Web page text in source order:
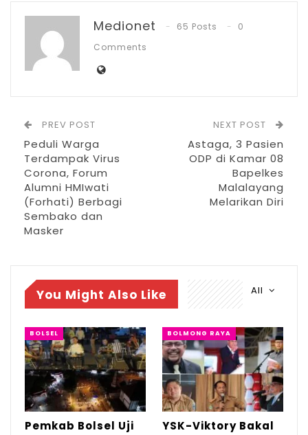
Mantan Cama Wanea itu menegaskan,
sesuai instruksi pak wali kota, bantuan
sembako harus tersalur pekan ini.
lingkungan didampingi anggota Babinsa
dan Bhabinkamtibmas serta tetap
mengacu pada aturan social distancing,”
kata Sammy yang memastikan penyaluran
dipastikan Jumat (24/4/2020).
berupa 10 kilogram beras, 2 kilogram gula
pasir, 10 bungkus mie instan, 3 sachet kopi
dan 10 kaleng ikan kaleng.(ale)
Medionet 65 Posts
0
Comments
PREV POST
Peduli Warga
Terdampak Virus
Corona, Forum
Alumni HMIwati
(Forhati) Berbagi
Sembako dan
Masker
NEXT POST
Astaga, 3 Pasien
ODP di Kamar 08
Bapelkes
Malalayang
Melarikan Diri
All
You Might Also Like
BOLSEL
Pemkab Bolsel Uji
BOLMONG RAYA
YSK-Viktory Bakal